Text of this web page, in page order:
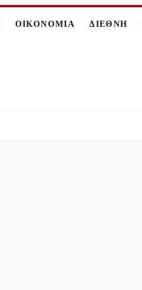
ΟΙΚΟΝΟΜΙΑ ΔΙΕΘΝΗ